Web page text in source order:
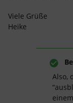
Viele Grüße
Heike
Also,